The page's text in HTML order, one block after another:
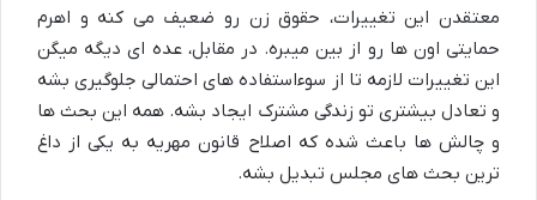
معتقدن این تغییرات، حقوق زن رو ضعیف می کنه و اهرم
حمایتی اون ها رو از بین میبره. در مقابل، عده ای دیگه میگن
این تغییرات لازمه تا از سوءاستفاده های احتمالی جلوگیری بشه
و تعادل بیشتری تو زندگی مشترک ایجاد بشه. همه این بحث ها
و چالش ها باعث شده که اصلاح قانون مهریه به یکی از داغ
ترین بحث های مجلس تبدیل بشه.